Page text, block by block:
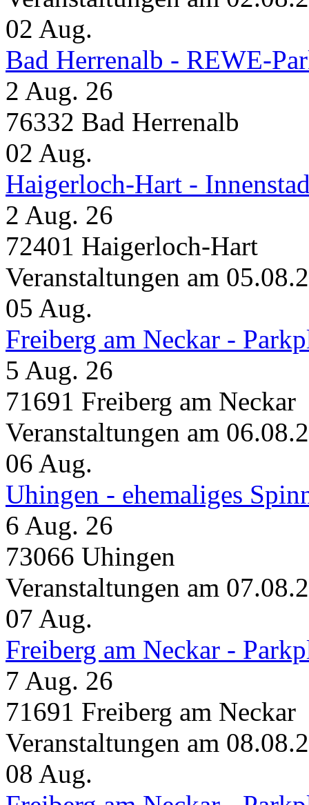
02 Aug.
Bad Herrenalb - REWE-
2 Aug. 26
76332 Bad Herrenalb
02 Aug.
Haigerloch-Hart -
2 Aug. 26
72401 Haigerloch-Hart
Veranstaltungen am
05 Aug.
Freiberg am Neckar -
5 Aug. 26
71691 Freiberg am Neckar
Veranstaltungen am
06 Aug.
Uhingen - ehemaliges
6 Aug. 26
73066 Uhingen
Veranstaltungen am
07 Aug.
Freiberg am Neckar -
7 Aug. 26
71691 Freiberg am Neckar
Veranstaltungen am
08 Aug.